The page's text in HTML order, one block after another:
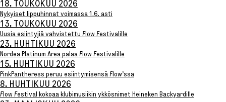
Meistä
Yhteystiedot
Media
18. TOUKOKUU 2026
Nykyiset lippuhinnat voimassa 1.6. asti
13. TOUKOKUU 2026
Uusia esiintyjiä vahvistettu Flow Festivalille
23. HUHTIKUU 2026
Nordea Platinum Area palaa Flow Festivalille
15. HUHTIKUU 2026
PinkPantheress peruu esiintymisensä Flow’ssa
8. HUHTIKUU 2026
Flow Festival kokoaa klubimusiikin ykkösnimet Heineken Backyardille